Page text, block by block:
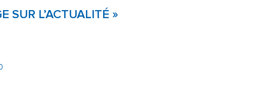
SUR L’ACTUALITÉ »